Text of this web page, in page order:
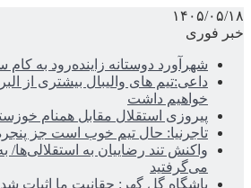
۱۴۰۵/۰۵/۱۸
خبر فوری
شهرآورد دوستانه زاینده‌رود به کام
داعی:تیم های والیبال بیشتری از
خواهیم داشت
پیروزی استقلال مقابل همنام
تاجرنیا: حال تیم خوب است جز
واکنش تند رضاییان به استقلالی‌ها/
می‌گرفتید
باشگاه گل گهر: حقانیت ما اثبات شد